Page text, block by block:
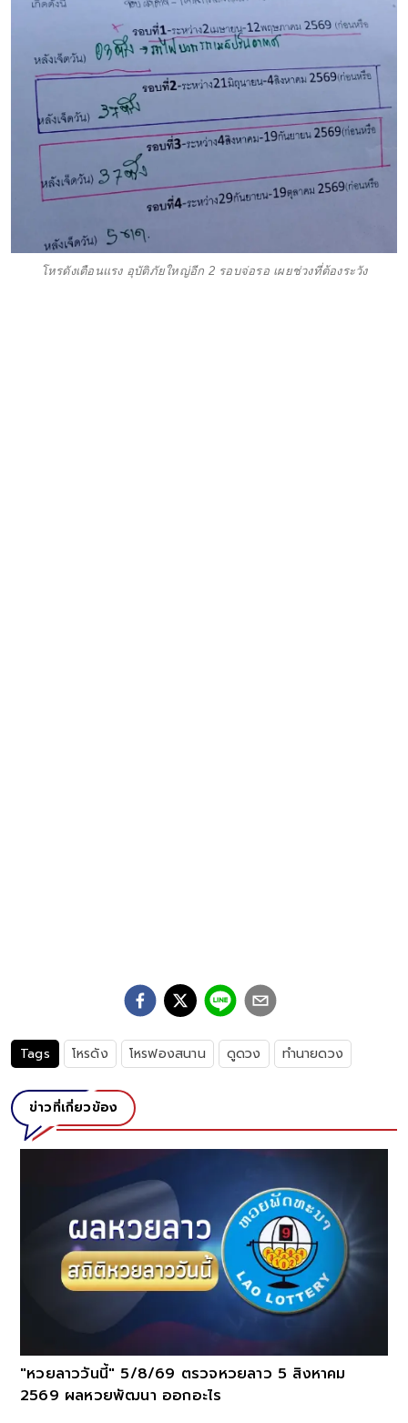
โหรดังเตือนแรง อุบัติภัยใหญ่อีก 2 รอบจ่อรอ เผยช่วงที่ต้องระวัง
Tags โหรดัง โหรฟองสนาน ดูดวง ทำนายดวง
ข่าวที่เกี่ยวข้อง
"หวยลาววันนี้" 5/8/69 ตรวจหวยลาว 5 สิงหาคม
2569 ผลหวยพัฒนา ออกอะไร